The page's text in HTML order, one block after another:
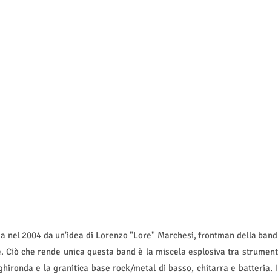
nel 2004 da un'idea di Lorenzo "Lore" Marchesi, frontman della
che rende unica questa band è la miscela esplosiva tra
e la granitica base rock/metal di basso, chitarra e batteria.